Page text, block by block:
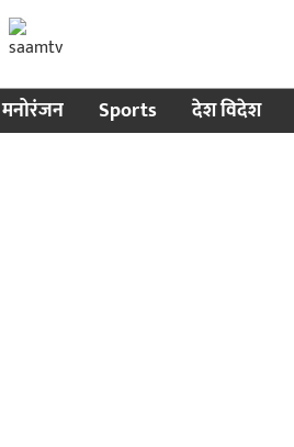
मनोरंजन Sports देश विदेश